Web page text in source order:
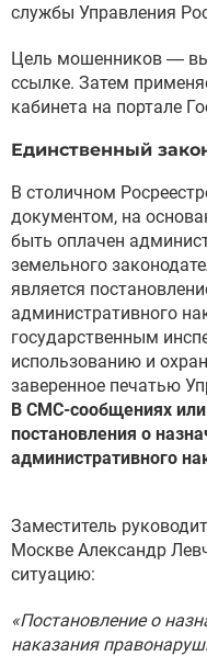
службы Управления
Цель мошенников —
ссылке. Затем
кабинета на портале
Единственный
В столичном
документом, на
быть оплачен
земельного
является
административного
государственным
использованию и
заверенное печатью
В СМС-сообщениях
постановления о
административного
Заместитель
Москве Александр
ситуацию:
«Постановление о
наказания